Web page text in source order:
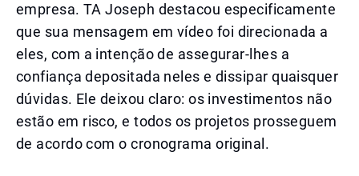
empresa. TA Joseph destacou especificamente
que sua mensagem em vídeo foi direcionada a
eles, com a intenção de assegurar-lhes a
confiança depositada neles e dissipar quaisquer
dúvidas. Ele deixou claro: os investimentos não
estão em risco, e todos os projetos prosseguem
de acordo com o cronograma original.